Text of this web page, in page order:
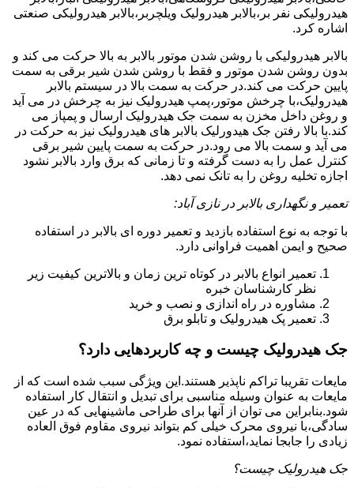
هیدرولیکی نفر بر،بالابر هیدرولیک ویلچربر،بالابر هیدرولیکی صنعتی
اشاره کرد.
بالابر هیدرولیکی با روشن شدن موتور بالابر به بالا حرکت می کند و
بدون روشن شدن موتور و فقط با روشن شدن شیر برقی به سمت
پایین حرکت می کند.در حرکت به سمت بالا در سیستم بالابر
هیدرولیک،با چرخش موتور،پمپ هیدرولیک نیز به چرخش در می آید
و روغن داخل مخزن به سمت جک هیدرولیک ارسال و پمپاز می
کند.با بالا رفتن جک هیدورلیک بالابر های هیدرولیک نیز به حرکت در
می آید و سمت بالا می رود.در حرکت به سمت پایین شیر برقی
کنترل عمل را به دست گرفته و تا زمانی که برق وارد بالابر نشود
اجازه تخلیه روغن را به تانک نمی دهد.
تعمیر و نگهداری بالابر در نازی آباد:
با توجه به نوع استفاده بازدید و تعمیر دوره ای بالابر در استفاده
صحیح و ایمن اهمیت فراوانی دارد.
تعمیر انواع بالابر در کوتاه ترین زمان و بالاترین کیفیت زیر
نظر کارشناسان خبره
مشاوره در راه اندازی و نصب و خرید
تعمیر پک هیدرولیک و تابلو برق
جک هیدرولیک چیست و چه کاربردهایی دارد؟
مایعات تقریبا تراکم ناپذیر هستند.این ویژگی سبب شده است که از
مایعات به عنوان وسیله مناسبی برای تبدیل و انتقال کار استفاده
شود.بنابراین می توان از آنها برای طراحی ماشینهایی که در عین
سادگی،با نیروی محرک خیلی کم بتواند نیروی مقاوم فوق العاده
زیادی را جابجا نماید،استفاده نمود.
جک هیدرولیک چیست؟